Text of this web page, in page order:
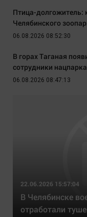
Птица-
Челябинского
06.08.2026 08:52:30
В горах Таганая
сотрудники
06.08.2026 08:47:13
22.06.2026 15:57:04
В Челябинске
отработали